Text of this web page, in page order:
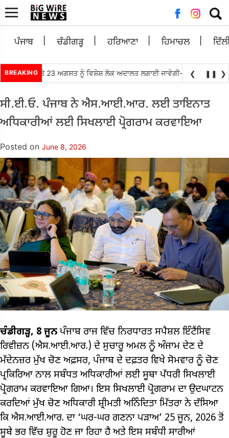
for:
ਪੰਜਾਬ ਚੰਡੀਗੜ੍ਹ ਹਰਿਆਣਾ ਹਿਮਾਚਲ
BREAKING
21, 22 ਅਤੇ 23 ਅਗਸਤ ਨੂੰ ਵਿਸ਼ੇਸ਼ ਲੋਕ ਅਦਾਲਤ ਲਗਾਈ ਜਾਵੇਗੀ- ਮਾਣਯੋਗ ਜਿਲ੍ਹਾ
❮ ❚❚ ❯
ਸੀ.ਈ.ਓ. ਪੰਜਾਬ ਨੇ ਐਸ.ਆਈ.ਆਰ. ਲਈ ਤਾਇਨਾਤ
ਅਧਿਕਾਰੀਆਂ ਲਈ ਸਿਖਲਾਈ ਪ੍ਰੋਗਰਾਮ ਕਰਵਾਇਆ
Posted on June 8, 2026
ਚੰਡੀਗੜ੍ਹ, 8 ਜੂਨ ਪੰਜਾਬ ਰਾਜ ਵਿੱਚ ਨਿਰਧਾਰਤ ਸਪੈਸ਼ਲ ਇੰਟੈਂਸਿਵ
ਰਿਵੀਜ਼ਨ (ਐਸ.ਆਈ.ਆਰ.) ਦੇ ਸੁਚਾਰੂ ਅਮਲ ਨੂੰ ਅੰਜਾਮ ਦੇਣ ਦੇ
ਮੱਦੇਨਜ਼ਰ ਮੁੱਖ ਚੋਣ ਅਫ਼ਸਰ, ਪੰਜਾਬ ਦੇ ਦਫ਼ਤਰ ਵਿਖੇ ਸੋਮਵਾਰ ਨੂੰ ਚੋਣ
ਪ੍ਰਕਿਰਿਆ ਨਾਲ ਸਬੰਧਤ ਅਧਿਕਾਰੀਆਂ ਲਈ ਸੂਬਾ ਪੱਧਰੀ ਸਿਖਲਾਈ
ਪ੍ਰੋਗਰਾਮ ਕਰਵਾਇਆ ਗਿਆ। ਇਸ ਸਿਖਲਾਈ ਪ੍ਰੋਗਰਾਮ ਦਾ ਉਦਘਾਟਨ
ਕਰਦਿਆਂ ਮੁੱਖ ਚੋਣ ਅਧਿਕਾਰੀ ਸ਼੍ਰੀਮਤੀ ਅਨਿੰਦਿਤਾ ਮਿੱਤਰਾ ਨੇ ਦੱਸਿਆ
ਕਿ ਐਸ.ਆਈ.ਆਰ. ਦਾ ‘ਘਰ-ਘਰ ਗਣਨਾ ਪੜਾਅ’ 25 ਜੂਨ, 2026 ਤੋਂ
ਸੂਬੇ ਭਰ ਵਿੱਚ ਸ਼ੁਰੂ ਹੋਣ ਜਾ ਰਿਹਾ ਹੈ ਅਤੇ ਇਸ ਸਬੰਧੀ ਸਾਰੀਆਂ